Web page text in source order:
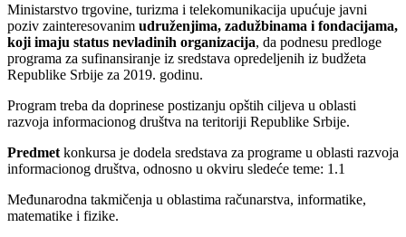
Ministarstvo trgovine, turizma i telekomunikacija upućuje javni
poziv zainteresovanim udruženjima, zadužbinama i fondacijama,
koji imaju status nevladinih organizacija, da podnesu predloge
programa za sufinansiranje iz sredstava opredeljenih iz budžeta
Republike Srbije za 2019. godinu.
Program treba da doprinese postizanju opštih ciljeva u oblasti
razvoja informacionog društva na teritoriji Republike Srbije.
Predmet konkursa je dodela sredstava za programe u oblasti razvoja
informacionog društva, odnosno u okviru sledeće teme: 1.1
Međunarodna takmičenja u oblastima računarstva, informatike,
matematike i fizike.